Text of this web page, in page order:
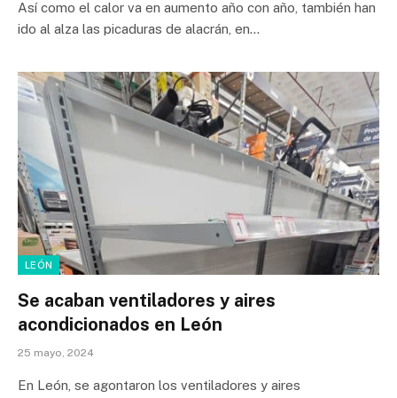
Así como el calor va en aumento año con año, también han
ido al alza las picaduras de alacrán, en…
LEÓN
Se acaban ventiladores y aires
acondicionados en León
25 mayo, 2024
En León, se agontaron los ventiladores y aires